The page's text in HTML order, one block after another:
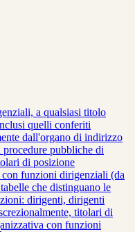
a qualsiasi titolo
quelli conferiti
dall'organo di indirizzo
procedure pubbliche di
di posizione
funzioni dirigenziali (da
che distinguano le
dirigenti, dirigenti
titolari di
con funzioni